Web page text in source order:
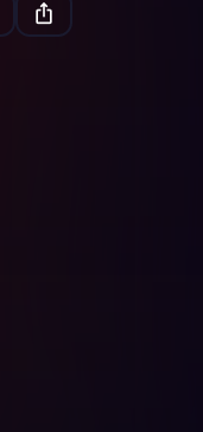
ios_share